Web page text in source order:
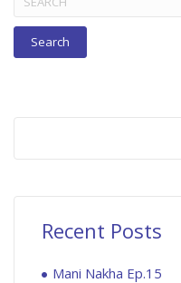
for:
Recent Posts
Mani Nakha Ep.15